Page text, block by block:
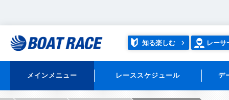
知る楽しむ レーサ
メインメニュー レーススケジュール デ